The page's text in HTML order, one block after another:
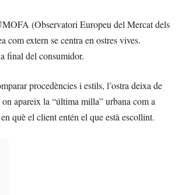
(Observatori Europeu del Mercat dels
extern se centra en ostres vives.
final del consumidor.
procedències i estils, l’ostra deixa de
apareix la “última milla” urbana com a
què el client entén el que està escollint.